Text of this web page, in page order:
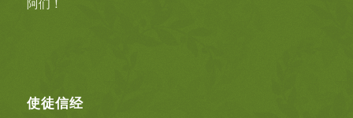
阿们！
使徒信经